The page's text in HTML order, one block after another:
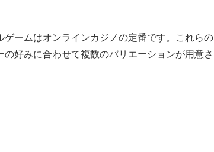
ームはオンラインカジノの定番です。これらの
好みに合わせて複数のバリエーションが用意さ